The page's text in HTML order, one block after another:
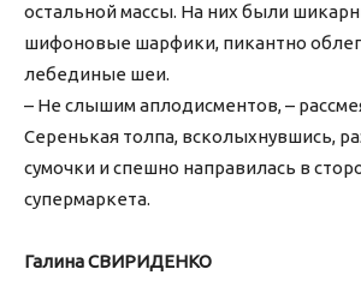
остальной массы. На них были
шифоновые шарфики, пикантно
лебединые шеи.
– Не слышим аплодисментов, –
Серенькая толпа, всколыхнувшись,
сумочки и спешно направилась в
супермаркета.
Галина СВИРИДЕНКО